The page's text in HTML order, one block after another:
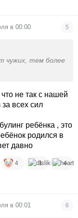
в 00:00 5
чужих, тем более
не так с нашей
всех сил
ребёнка , это
родился в
давно
4 1 4
в 00:01 6